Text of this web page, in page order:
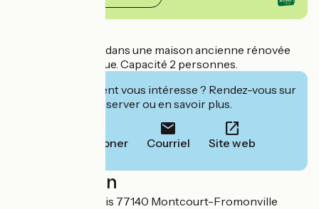
Chambre d'hôtes dans une maison ancienne rénovée
d'ambiance rustique. Capacité 2 personnes.
Cet établissement vous intéresse ? Rendez-vous sur
leur site pour réserver ou en savoir plus.
Téléphoner Courriel Site web
Localisation
2 chemin des Larris 77140 Montcourt-Fromonville